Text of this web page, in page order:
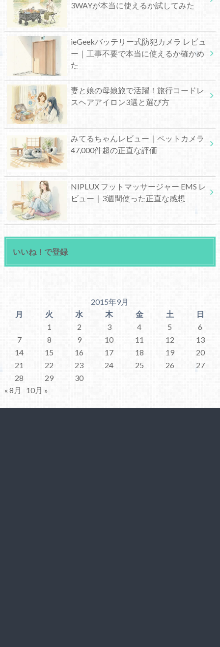
3WAYが本当に使えるか試してみた
ieGeekバッテリー式防犯カメラ レビュ
ー｜工事不要で本当に使えるか確かめ
た
妻と娘の母娘旅で活躍！旅行コードレ
スヘアアイロン3選と選び方
みてるちゃんレビュー｜ペットカメラ
47,000件超の正直な評価
NIPLUX フットマッサージャー EMS レ
ビュー｜3週間使った正直な感想
いいね！で登録
2015年9月
月
火 水 木 金 土
日
1
2 3 4 5
6
7
8 9 10 11 12
13
14
15 16 17 18 19
20
21
22 23 24 25 26
27
28
29
30
« 8月
10月 »